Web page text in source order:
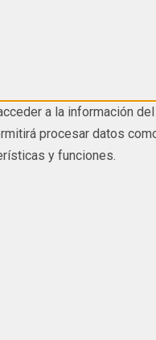
a la información
procesar datos
y funciones.